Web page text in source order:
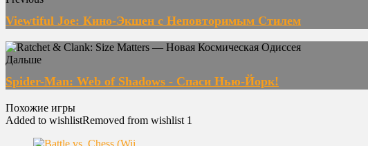
Viewtiful Joe: Кино-Экшен с Неповторимым Стилем
Дальше
Spider-Man: Web of Shadows - Спаси Нью-Йорк!
Похожие игры
Added to wishlistRemoved from wishlist 1